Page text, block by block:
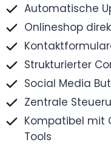
Automatische
Onlineshop
Strukturierter
Social Media
Zentrale
Kompatibel mit
Tools